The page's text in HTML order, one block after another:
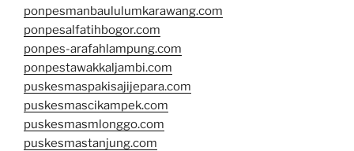
ponpesmanbaululumkarawang.com
ponpesalfatihbogor.com
ponpes-arafahlampung.com
ponpestawakkaljambi.com
puskesmaspakisajijepara.com
puskesmascikampek.com
puskesmasmlonggo.com
puskesmastanjung.com